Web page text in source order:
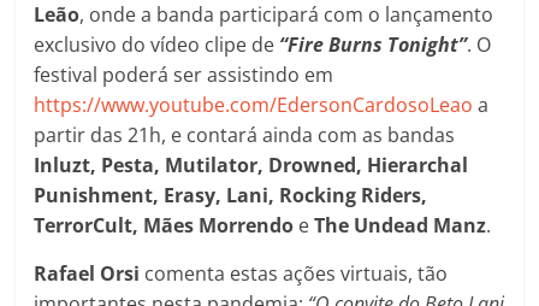
Leão, onde a banda participará com o lançamento
exclusivo do vídeo clipe de “Fire Burns Tonight”. O
festival poderá ser assistindo em
https://www.youtube.com/EdersonCardosoLeao a
partir das 21h, e contará ainda com as bandas
Inluzt, Pesta, Mutilator, Drowned, Hierarchal
Punishment, Erasy, Lani, Rocking Riders,
TerrorCult, Mães Morrendo eThe Undead Manz.
Rafael Orsi comenta estas ações virtuais, tão